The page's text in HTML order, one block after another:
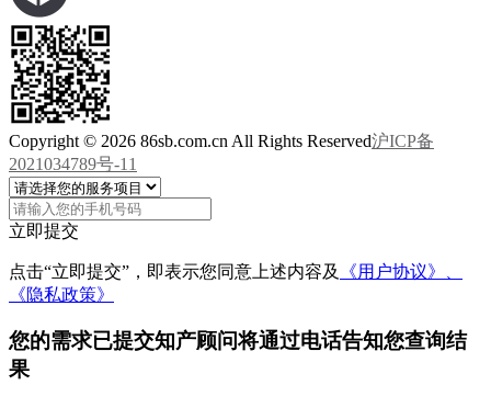
Copyright © 2026 86sb.com.cn All Rights Reserved沪ICP备
2021034789号-11
立即提交
点击“立即提交”，即表示您同意上述内容及
《用户协议》、
《隐私政策》
您的需求已提交知产顾问将通过电话告知您查询结
果